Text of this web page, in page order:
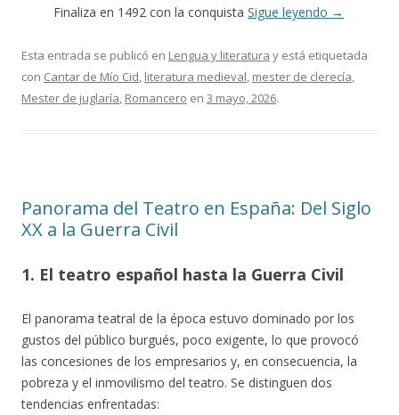
Finaliza en 1492 con la conquista Sigue leyendo →
Esta entrada se publicó en Lengua y literatura y está etiquetada
con Cantar de Mío Cid, literatura medieval, mester de clerecía,
Mester de juglaría, Romancero en 3 mayo, 2026.
Panorama del Teatro en España: Del Siglo
XX a la Guerra Civil
1. El teatro español hasta la Guerra Civil
El panorama teatral de la época estuvo dominado por los
gustos del público burgués, poco exigente, lo que provocó
las concesiones de los empresarios y, en consecuencia, la
pobreza y el inmovilismo del teatro. Se distinguen dos
tendencias enfrentadas: